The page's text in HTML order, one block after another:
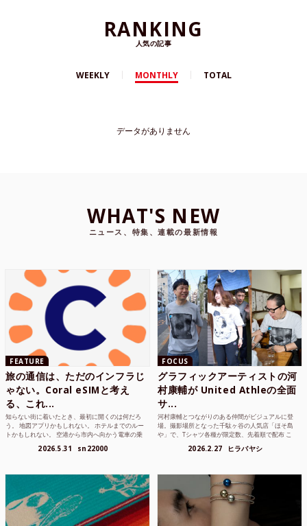
RANKING
人気の記事
WEEKLY MONTHLY TOTAL
データがありません
WHAT'S NEW
ニュース、特集、連載の最新情報
FEATURE
旅の通信は、ただのインフラじ
ゃない。Coral eSIMと考え
る、これ...
知らない街に着いたとき、最初に開くのは何だろ
う。 地図アプリかもしれない。 ホテルまでのルー
トかもしれない。 空港から市内へ向かう電車の乗
2026.5.31 sn22000
FOCUS
グラフィックアーティストの河
村康輔が United Athleの全面
サ...
河村康輔とつながりのある仲間がビジュアルに登
場。撮影場所となった千駄ヶ谷の人気店「ほそ島
や」で、Tシャツ各種が限定数、先着順で配布 こ
2026.2.27 ヒラバヤシ